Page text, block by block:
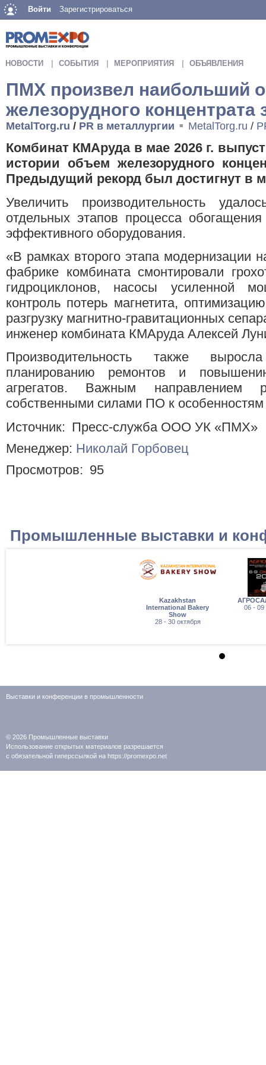
Войти Зарегистрироваться
НОВОСТИ СОБЫТИЯ МЕРОПРИЯТИЯ ОБЪЯВЛЕНИЯ
ПМХ произвел наибольший
железорудного концентрата
MetalTorg.ru / PR в металлургии ■ MetalTorg.ru /
Комбинат КМАруда в мае 2026 г.
истории объем железорудного
Предыдущий рекорд был достигнут в
Увеличить производительность
отдельных этапов процесса
эффективного оборудования.
«В рамках второго этапа модернизации
фабрике комбината смонтировали
гидроциклонов, насосы усиленной
контроль потерь магнетита,
разгрузку магнитно-гравитационных
инженер комбината КМАруда Алексей
Производительность также
планированию ремонтов и
агрегатов. Важным направлением
собственными силами ПО к особенностям
Источник: Пресс-служба ООО УК «ПМХ»
Менеджер: Николай Горбовец
Просмотров: 95
Промышленные выставки и
Kazakhstan
International Bakery
Show
28 - 30 октября
06 - 09
Выставки и конференции в промышленности
© 2026 Промышленные выставки
Использование открытых материалов разрешается
с обязательной гиперссылкой на https://promexpo.net